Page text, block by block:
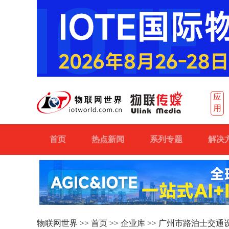
应
用
首页 热点新闻 系列专题 解决
物联网世界 >> 首页 >> 企业库 >> 广州市路泊士交通